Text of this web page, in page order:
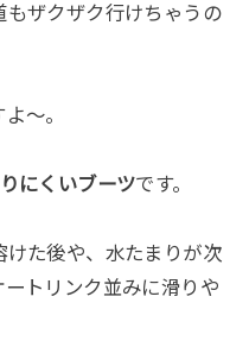
ザクザク行けちゃうの
〜。
にくいブーツです。
けた後や、水たまりが次
トリンク並みに滑りや